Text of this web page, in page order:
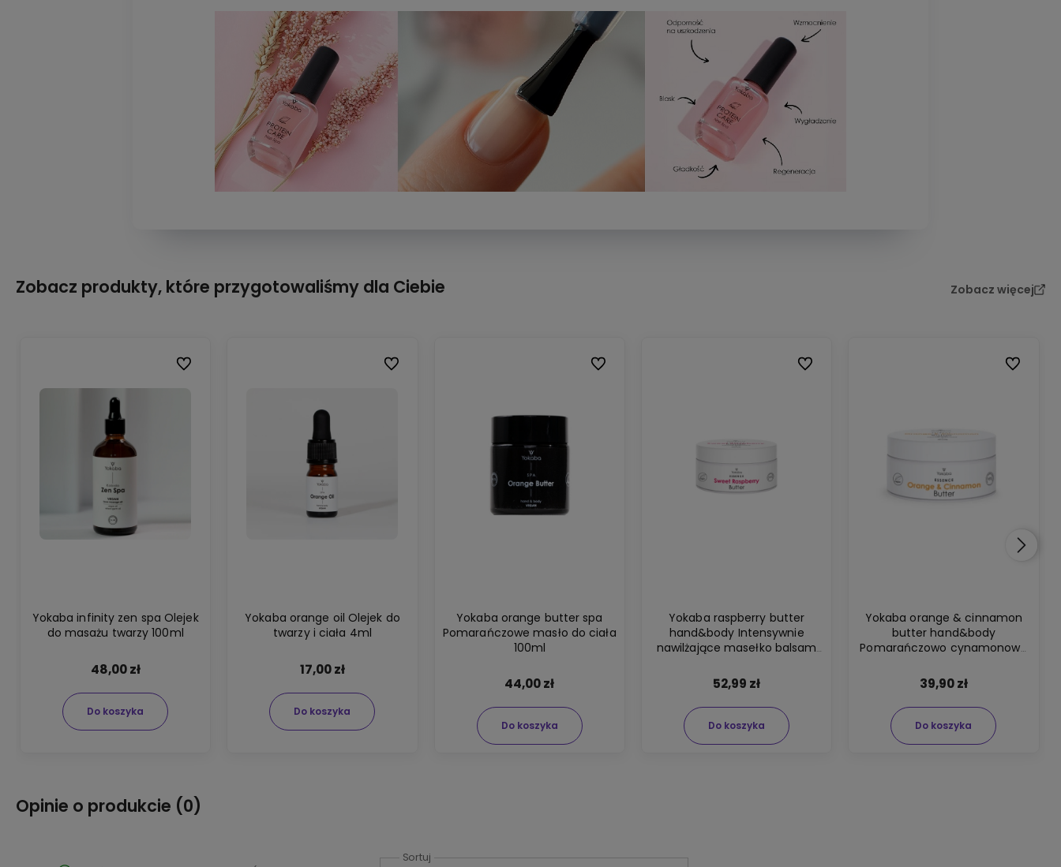
Zobacz produkty, które przygotowaliśmy dla Ciebie Zobacz więcej
Yokaba infinity zen spa Olejek
do masażu twarzy 100ml
48,00 zł
Do koszyka
Do ulubionych
Yokaba orange oil Olejek do
twarzy i ciała 4ml
17,00 zł
Do koszyka
Do ulubionych
Yokaba orange butter spa
Pomarańczowe masło do ciała
100ml
44,00 zł
Do koszyka
Do ulubionych
Yokaba raspberry butter
hand&body Intensywnie
nawilżające masełko balsam
52,99 zł
Do koszyka
Do ulubionych
Yokaba orange & cinnamon
butter hand&body
Pomarańczowo cynamonowe
39,90 zł
Do koszyka
Do
Opinie o produkcie (0)
Sortuj